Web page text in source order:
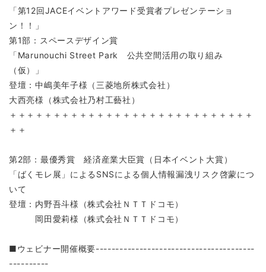
「第12回JACEイベントアワード受賞者プレゼンテーショ
ン！！」
第1部：スペースデザイン賞
「Marunouchi Street Park 公共空間活用の取り組み
（仮）」
登壇：中嶋美年子様（三菱地所株式会社）
大西亮様（株式会社乃村工藝社）
＋＋＋＋＋＋＋＋＋＋＋＋＋＋＋＋＋＋＋＋＋＋＋＋＋＋＋＋
＋＋
第2部：最優秀賞 経済産業大臣賞（日本イベント大賞）
「ばくモレ展」によるSNSによる個人情報漏洩リスク啓蒙につ
いて
登壇：内野吾斗様（株式会社ＮＴＴドコモ）
岡田愛莉様（株式会社ＮＴＴドコモ）
■ウェビナー開催概要----------------------------------------
----------